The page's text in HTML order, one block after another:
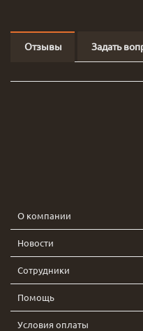
Отзывы Задать
О компании
Новости
Сотрудники
Помощь
Условия оплаты